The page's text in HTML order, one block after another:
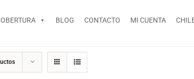
BLOG CONTACTO MI CUENTA